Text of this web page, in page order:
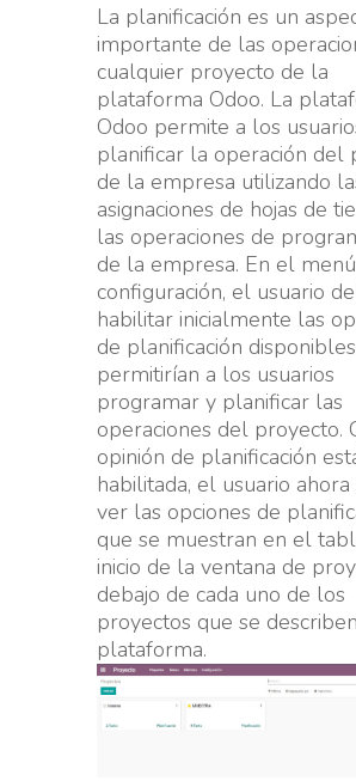
La planificación es un
importante de las
cualquier proyecto de la
plataforma Odoo. La
Odoo permite a los
planificar la operación del
de la empresa utilizando
asignaciones de hojas de
las operaciones de
de la empresa. En el
configuración, el usuario
habilitar inicialmente las
de planificación
permitirían a los usuarios
programar y planificar las
operaciones del proyecto.
opinión de planificación
habilitada, el usuario
ver las opciones de
que se muestran en el
inicio de la ventana de
debajo de cada uno de los
proyectos que se
plataforma.